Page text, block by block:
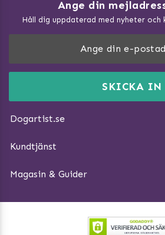
Ange din
Håll dig uppdaterad med nyheter och
SKICKA IN
Dogartist.se
DogArtist.se drivs av:
E-post:info@dogartist.se
Kundtjänst
Ångra Köp
Magasin & Guider
Vad kan hundar äta?
Träna Nose Work hemma
Så gör du promenaden roligare
Hundbäddar